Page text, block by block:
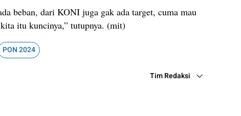
beban, dari KONI juga gak ada target, cuma mau
itu kuncinya,” tutupnya. (mit)
PON 2024
Tim Redaksi